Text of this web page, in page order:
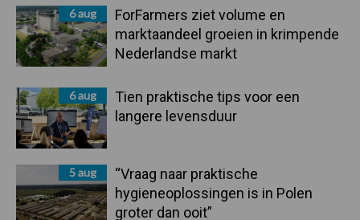
6 aug
ForFarmers ziet volume en
marktaandeel groeien in krimpende
Nederlandse markt
6 aug
Tien praktische tips voor een
langere levensduur
5 aug
“Vraag naar praktische
hygieneoplossingen is in Polen
groter dan ooit”